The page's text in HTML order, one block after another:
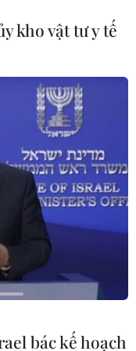
kho vật tư y tế
bác kế hoạch